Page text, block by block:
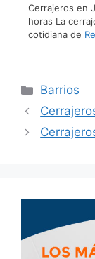
Cerrajeros en
horas La
cotidiana de
Barrios